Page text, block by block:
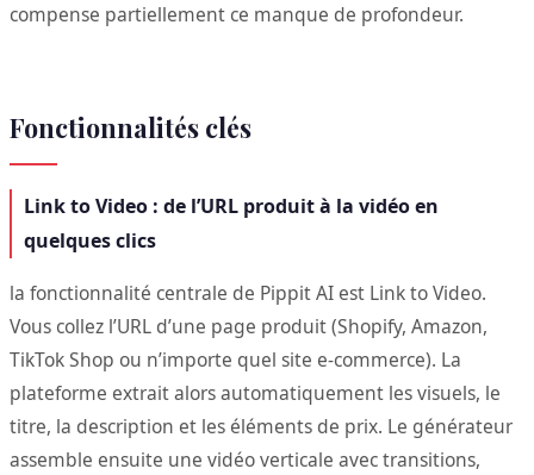
compense partiellement ce manque de profondeur.
Fonctionnalités clés
Link to Video : de l’URL produit à la vidéo en
quelques clics
la fonctionnalité centrale de Pippit AI est Link to Video.
Vous collez l’URL d’une page produit (Shopify, Amazon,
TikTok Shop ou n’importe quel site e-commerce). La
plateforme extrait alors automatiquement les visuels, le
titre, la description et les éléments de prix. Le générateur
assemble ensuite une vidéo verticale avec transitions,